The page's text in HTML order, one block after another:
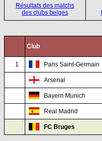
Résultats des matchs
des clubs belges
Club
1 Paris Saint-Germain
Arsenal
Bayern Munich
Real Madrid
FC Bruges